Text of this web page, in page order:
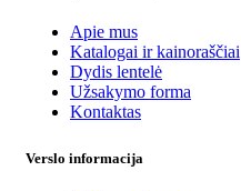
Apie mus
Katalogai ir kainoraščiai
Dydis lentelė
Užsakymo forma
Kontaktas
Verslo informacija